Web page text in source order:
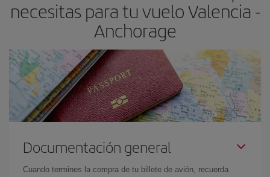
necesitas para tu vuelo Valencia -
Anchorage
Documentación general
Cuando termines la compra de tu billete de avión, recuerda